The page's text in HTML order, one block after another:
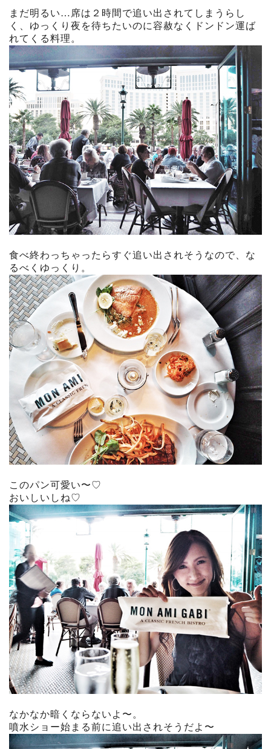
まだ明るい…席は２時間で追い出されてしまうらし
く、ゆっくり夜を待ちたいのに容赦なくドンドン運ば
れてくる料理。
食べ終わっちゃったらすぐ追い出されそうなので、な
るべくゆっくり。
このパン可愛い〜♡
おいしいしね♡
なかなか暗くならないよ〜。
噴水ショー始まる前に追い出されそうだよ〜